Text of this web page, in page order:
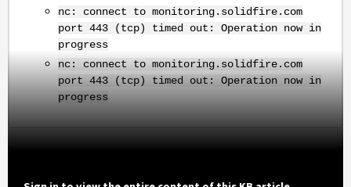
nc: connect to monitoring.solidfire.com
port 443 (tcp) timed out: Operation now in
progress
nc: connect to monitoring.solidfire.com
port 443 (tcp) timed out: Operation now in
progress